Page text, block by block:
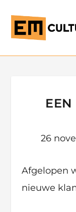
26
Afgelopen
nieuwe